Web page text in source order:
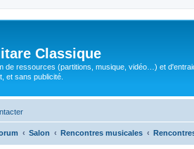
Classique
de ressources (partitions, musique, vidéo…) et
et sans publicité.
Salon Rencontres musicales